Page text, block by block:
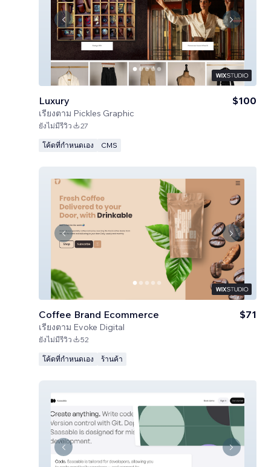
Luxury
เรียงตาม Pickles Graphic
$100
ยังไม่มีรีวิว 27
โค้ดที่กำหนดเอง CMS
Coffee Brand Ecommerce
เรียงตาม Evoke Digital
$71
ยังไม่มีรีวิว 52
โค้ดที่กำหนดเอง ร้านค้า